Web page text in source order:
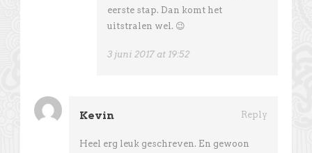
eerste stap. Dan komt het
uitstralen wel. 😉
3 juni 2017 at 19:52
Kevin Reply
Heel erg leuk geschreven. En gewoon